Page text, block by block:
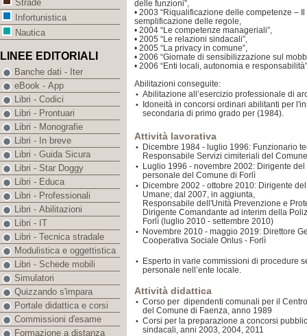
delle funzioni”,
• 2003 “Riqualificazione delle competenze –
semplificazione delle regole,
• 2004 “Le competenze manageriali”,
• 2005 “Le relazioni sindacali”,
• 2005 “La privacy in comune”,
• 2006 “Giornate di sensibilizzazione sul
• 2006 “Enti locali, autonomia e
Abilitazioni conseguite:
• Abilitazione all’esercizio professionale di
•
Idoneità in concorsi ordinari abilitanti per
secondaria di primo grado per (1984).
Attività lavorativa
•
Dicembre 1984 - luglio 1996: Funzionario
Responsabile Servizi cimiteriali del
•
Luglio 1996 - novembre 2002: Dirigente
personale del Comune di Forlì
•
Dicembre 2002 - ottobre 2010: Dirigente
Umane; dal 2007, in aggiunta,
Responsabile dell'Unità Prevenzione e
Dirigente Comandante ad interim della
Forlì (luglio 2010 - settembre 2010)
•
Novembre 2010 - maggio 2019: Direttore
Cooperativa Sociale Onlus - Forlì
•
Esperto in varie commissioni di procedure
personale nell’ente locale.
Attività didattica
• Corso per dipendenti comunali per il
del Comune di Faenza, anno 1989
• Corsi per la preparazione a concorsi
sindacali, anni 2003, 2004, 2011
Strade
Infortunistica
Nautica
LINEE EDITORIALI
Banche dati - Iter
eBook - App
Libri - Codici
Libri - Prontuari
Libri - Monografie
Libri - In breve
Libri - Guida Sicura
Libri - Star Doggy
Libri - Educa
Libri - Professionali
Libri - Abilitazioni
Libri - IT
Libri - Tecnica stradale
Modulistica e oggettistica
Libri - Schede mobili
Simulatori
Quizzando s'impara
Portale didattica e corsi
Commissioni d'esame
Formazione a distanza